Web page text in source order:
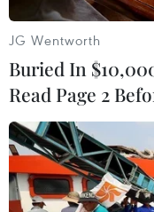
đồng linh
1 tỷ USD tại Mỹ
Samsung
bàn giao lô tụ
tháng 12/2028
đồng trị giá lên tới
JG Wentworth
Buried In
Read Page 2